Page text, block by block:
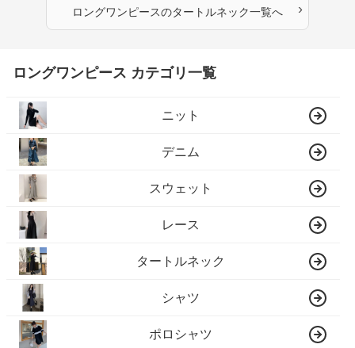
ロングワンピースのタートルネック一覧へ ›
ロングワンピース カテゴリ一覧
ニット
デニム
スウェット
レース
タートルネック
シャツ
ポロシャツ